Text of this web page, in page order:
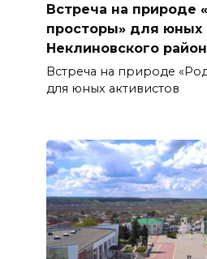
Встреча на природе
просторы» для юных
Неклиновского
Встреча на природе
для юных активистов